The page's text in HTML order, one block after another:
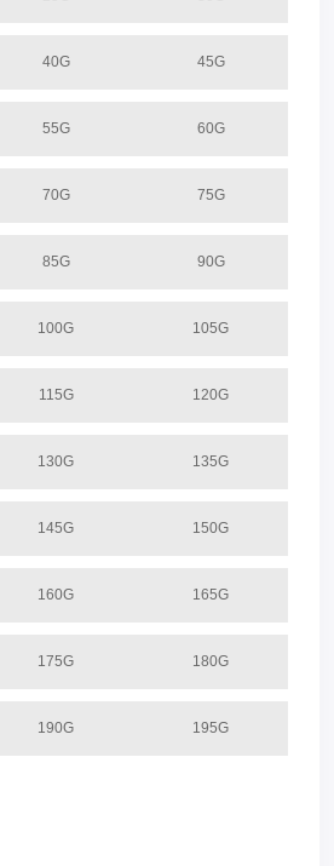
40G 45G
55G 60G
70G 75G
85G 90G
100G 105G
115G 120G
130G 135G
145G 150G
160G 165G
175G 180G
190G 195G